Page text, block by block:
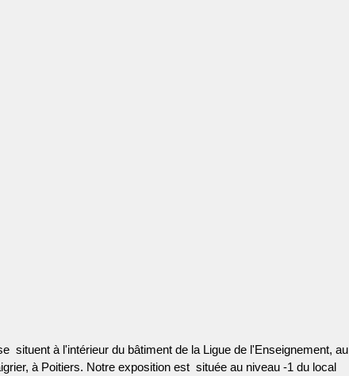
situent à l'intérieur du bâtiment de la Ligue de l'Enseignement, au
à Poitiers. Notre exposition est  située au niveau -1 du local